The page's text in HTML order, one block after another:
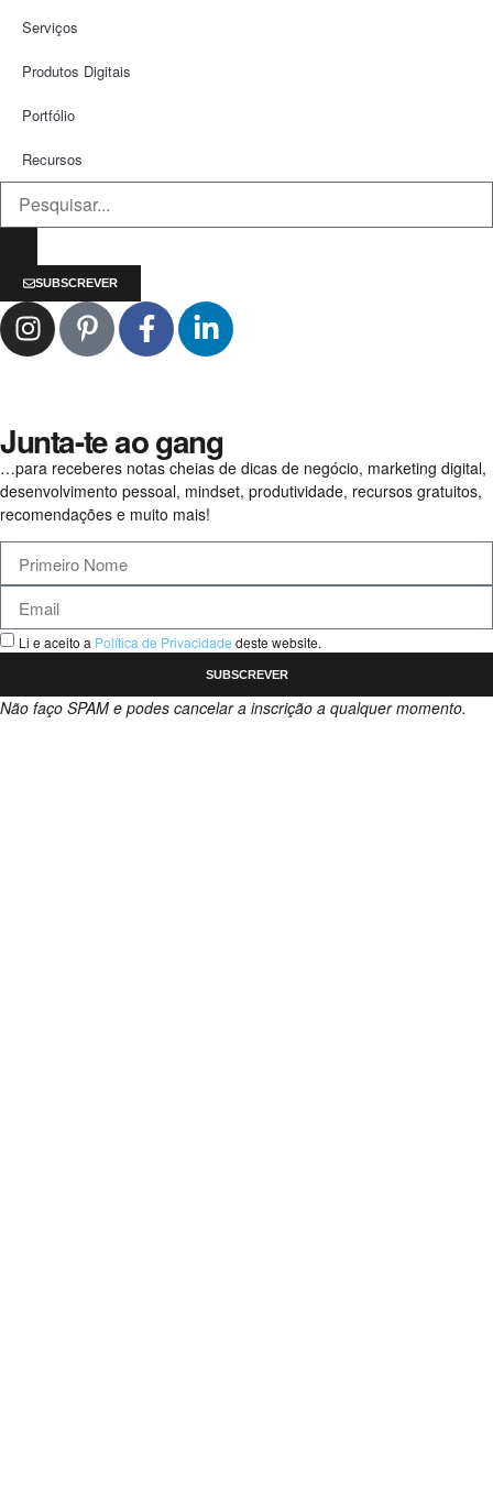
Serviços
Produtos Digitais
Portfólio
Recursos
SUBSCREVER
Junta-te ao gang
…para receberes notas cheias de dicas de negócio, marketing digital,
desenvolvimento pessoal, mindset, produtividade, recursos gratuitos,
recomendações e muito mais!
Li e aceito a Política de Privacidade deste website.
SUBSCREVER
Não faço SPAM e podes cancelar a inscrição a qualquer momento.